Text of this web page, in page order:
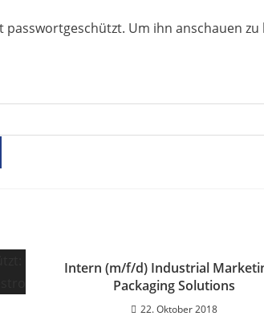
passwortgeschützt. Um ihn anschauen
Intern (m/f/d) Industrial
Packaging Solutions
22. Oktober 2018